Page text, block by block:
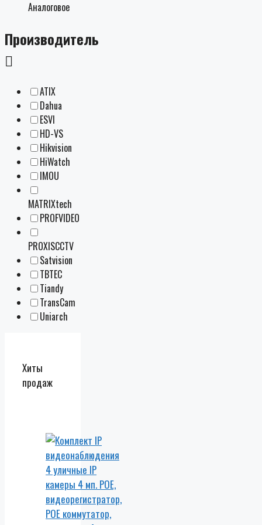
Аналоговое
Производитель
ATIX
Dahua
ESVI
HD-VS
Hikvision
HiWatch
IMOU
MATRIXtech
PROFVIDEO
PROXISCCTV
Satvision
TBTEC
Tiandy
TransCam
Uniarch
Хиты
продаж